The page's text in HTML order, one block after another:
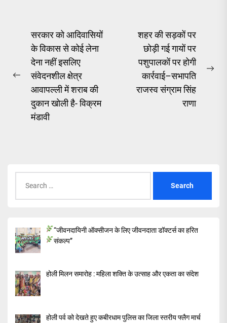
Post
navigation
Previous
सरकार को आदिवासियों
के विकास से कोई लेना
देना नहीं इसलिए
संवेदनशील क्षेत्र
आवापल्ली में शराब की
दुकान खोली है- विक्रम
मंडावी
शहर की सड़कों पर
छोड़ी गई गायों पर
पशुपालकों पर होगी
कार्रवाई–सभापति
राजस्व संग्राम सिंह
राणा
for:
“जीवनदायिनी ऑक्सीजन के लिए जीवनदाता डॉक्टर्स का हरित
संकल्प”
होली मिलन समारोह : महिला शक्ति के उत्साह और एकता का संदेश
होली पर्व को देखते हुए कबीरधाम पुलिस का जिला स्तरीय फ्लैग मार्च